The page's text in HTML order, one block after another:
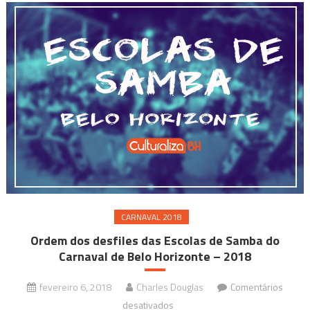
CARNAVAL 2018
Ordem dos desfiles das Escolas de Samba do
Carnaval de Belo Horizonte – 2018
fevereiro 6, 2018 Charles Douglas
Comentários
desativados